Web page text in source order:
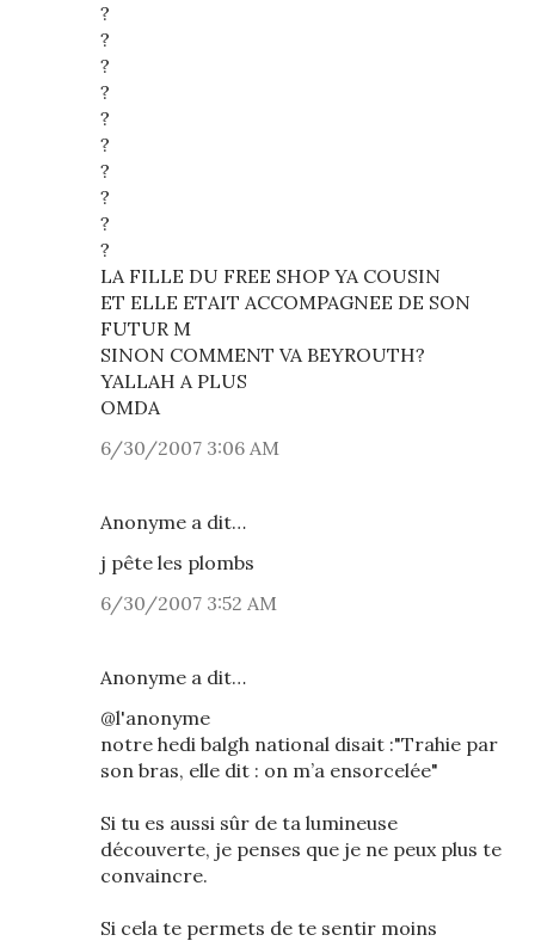
?
?
?
?
?
?
?
?
?
?
LA FILLE DU FREE SHOP YA COUSIN
ET ELLE ETAIT ACCOMPAGNEE DE SON
FUTUR M
SINON COMMENT VA BEYROUTH?
YALLAH A PLUS
OMDA
6/30/2007 3:06 AM
Anonyme a dit…
j pête les plombs
6/30/2007 3:52 AM
Anonyme a dit…
@l'anonyme
notre hedi balgh national disait :"Trahie par
son bras, elle dit : on m’a ensorcelée"
Si tu es aussi sûr de ta lumineuse
découverte, je penses que je ne peux plus te
convaincre.
Si cela te permets de te sentir moins